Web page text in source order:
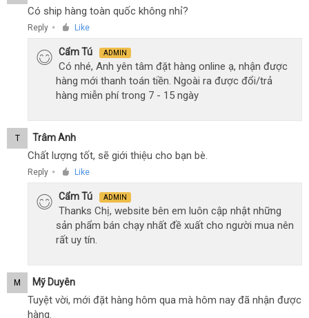
Có ship hàng toàn quốc không nhỉ?
Reply ● Like
Cẩm Tú ADMIN
Có nhé, Anh yên tâm đặt hàng online ạ, nhận được
hàng mới thanh toán tiền. Ngoài ra được đổi/trả
hàng miễn phí trong 7 - 15 ngày
T Trâm Anh
Chất lượng tốt, sẽ giới thiệu cho bạn bè.
Reply ● Like
Cẩm Tú ADMIN
Thanks Chị, website bên em luôn cập nhật những
sản phẩm bán chạy nhất đề xuất cho người mua nên
rất uy tín.
M Mỹ Duyên
Tuyệt vời, mới đặt hàng hôm qua mà hôm nay đã nhận được
hàng.